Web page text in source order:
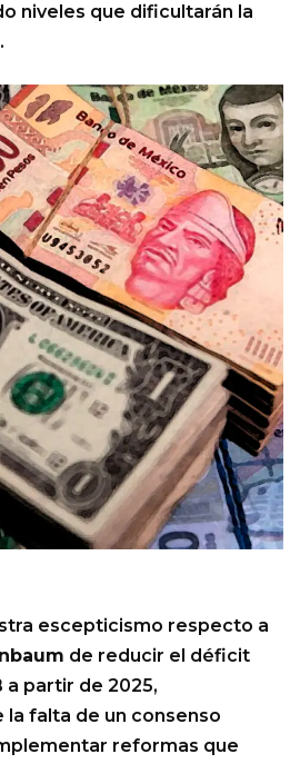
niveles que dificultarán la
escepticismo respecto a
de reducir el déficit
a partir de 2025,
falta de un consenso
reformas que